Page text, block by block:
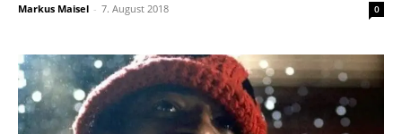
Markus Maisel - 7. August 2018 0